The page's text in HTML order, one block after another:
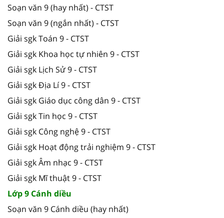
Soạn văn 9 (hay nhất) - CTST
Soạn văn 9 (ngắn nhất) - CTST
Giải sgk Toán 9 - CTST
Giải sgk Khoa học tự nhiên 9 - CTST
Giải sgk Lịch Sử 9 - CTST
Giải sgk Địa Lí 9 - CTST
Giải sgk Giáo dục công dân 9 - CTST
Giải sgk Tin học 9 - CTST
Giải sgk Công nghệ 9 - CTST
Giải sgk Hoạt động trải nghiệm 9 - CTST
Giải sgk Âm nhạc 9 - CTST
Giải sgk Mĩ thuật 9 - CTST
Lớp 9 Cánh diều
Soạn văn 9 Cánh diều (hay nhất)